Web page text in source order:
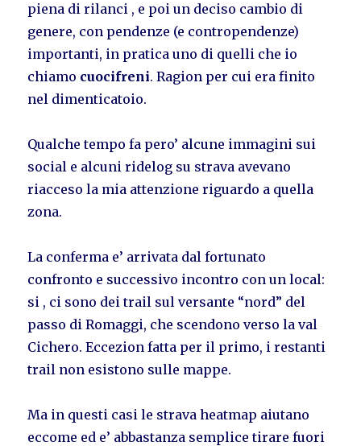
piena di rilanci , e poi un deciso cambio di
genere, con pendenze (e contropendenze)
importanti, in pratica uno di quelli che io
chiamo cuocifreni. Ragion per cui era finito
nel dimenticatoio.
Qualche tempo fa pero’ alcune immagini sui
social e alcuni ridelog su strava avevano
riacceso la mia attenzione riguardo a quella
zona.
La conferma e’ arrivata dal fortunato
confronto e successivo incontro con un local:
si , ci sono dei trail sul versante “nord” del
passo di Romaggi, che scendono verso la val
Cichero. Eccezion fatta per il primo, i restanti
trail non esistono sulle mappe.
Ma in questi casi le strava heatmap aiutano
eccome ed e’ abbastanza semplice tirare fuori